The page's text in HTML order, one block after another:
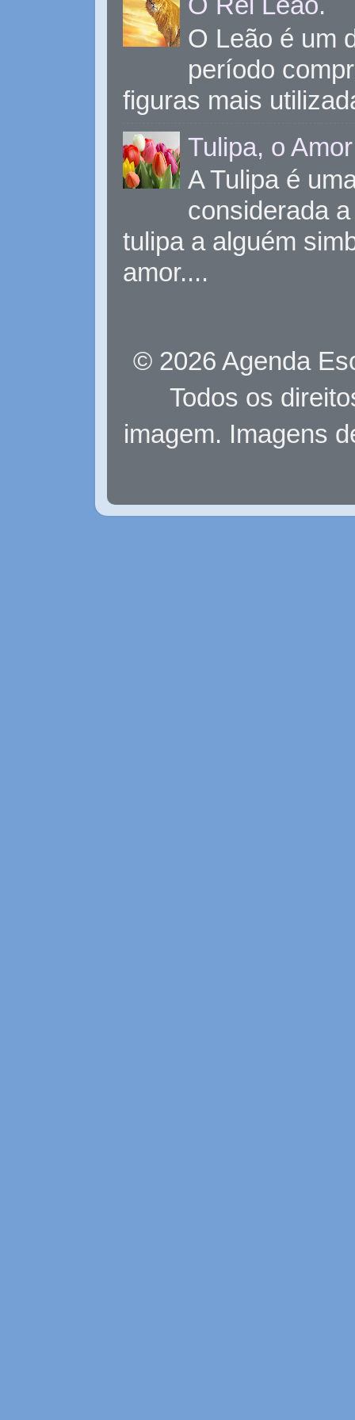
O Leão é um
período
figuras mais
Tulipa, o
A Tulipa é
considerada
tulipa a alguém
amor....
© 2026 Agenda
Todos os
imagem. Imagens